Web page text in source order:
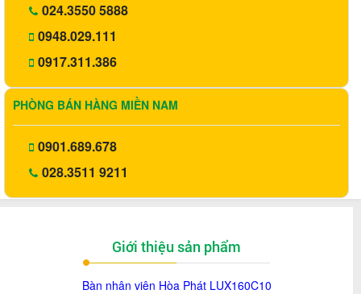
024.3550 5888
0948.029.111
0917.311.386
PHÒNG BÁN HÀNG MIỀN NAM
0901.689.678
028.3511 9211
Giới thiệu sản phẩm
Bàn nhân viên Hòa Phát LUX160C10